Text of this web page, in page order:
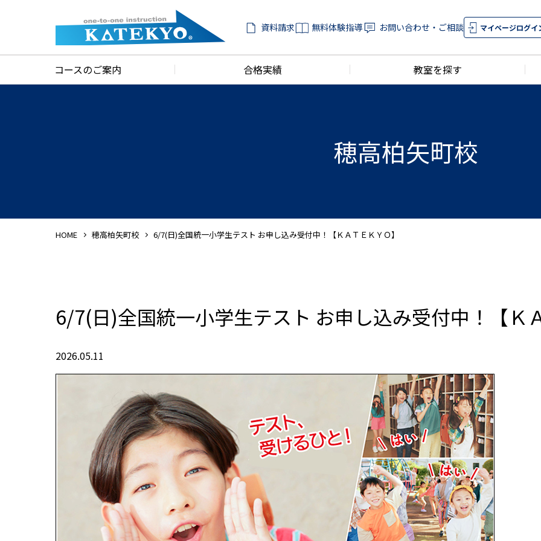
資料請求 無料体験指導 お問い合わせ・ご相談 マイページログイ
コースのご案内 合格実績 教室を探す
穂高柏矢町校
HOME 穂高柏矢町校 6/7(日)全国統一小学生テスト お申し込み受付中！【ＫＡＴＥＫＹＯ】
6/7(日)全国統一小学生テスト お申し込み受付中！【Ｋ
2026.05.11